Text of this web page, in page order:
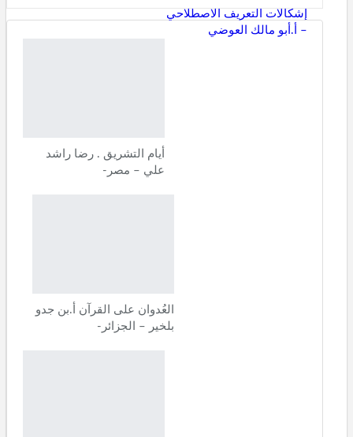
إشكالات التعريف الاصطلاحي
– أ.أبو مالك العوضي
أيام التشريق . رضا راشد
علي – مصر-
العُدوان على القرآن أ.بن جدو
بلخير – الجزائر-